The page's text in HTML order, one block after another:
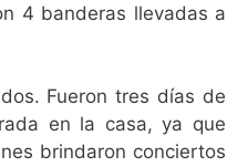
4 banderas llevadas a
Fueron tres días de
en la casa, ya que
brindaron conciertos